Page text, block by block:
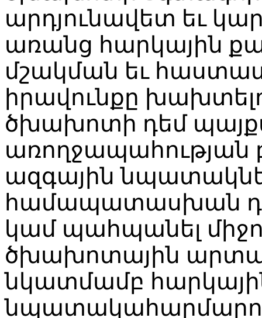
արդյունավետ եւ
առանց հարկային
մշակման եւ
իրավունքը
ծխախոտի դեմ
առողջապահության
ազգային
համապատասխան
կամ պահպանել
ծխախոտային
նկատմամբ